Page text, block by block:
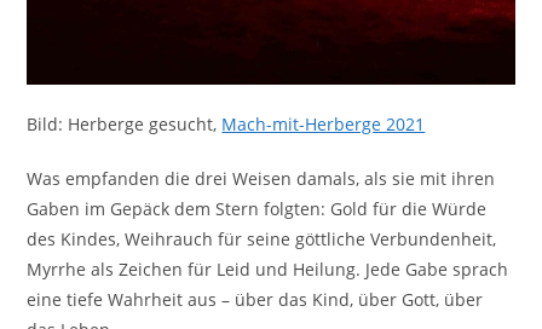
Bild: Herberge gesucht, Mach-mit-Herberge 2021
Was empfanden die drei Weisen damals, als sie mit ihren
Gaben im Gepäck dem Stern folgten: Gold für die Würde
des Kindes, Weihrauch für seine göttliche Verbundenheit,
Myrrhe als Zeichen für Leid und Heilung. Jede Gabe sprach
eine tiefe Wahrheit aus – über das Kind, über Gott, über